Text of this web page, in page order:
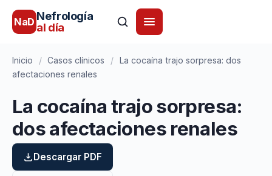
NaD Nefrología
al día
Inicio / Casos clínicos / La cocaína trajo sorpresa: dos
afectaciones renales
La cocaína trajo sorpresa:
dos afectaciones renales
Descargar PDF